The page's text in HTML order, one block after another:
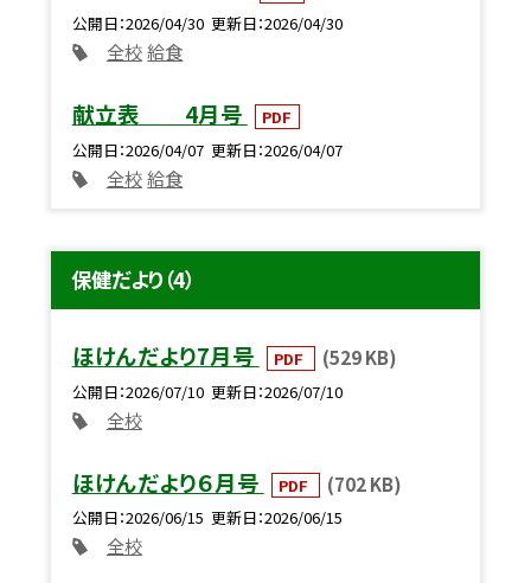
公開日 2026/04/30 更新日 2026/04/30
全校 給食
献立表 4月号
PDF
公開日 2026/04/07 更新日 2026/04/07
全校 給食
保健だより（4）
ほけんだより7月号 PDF (529 KB)
公開日 2026/07/10 更新日 2026/07/10
全校
ほけんだより６月号 PDF (702 KB)
公開日 2026/06/15 更新日 2026/06/15
全校